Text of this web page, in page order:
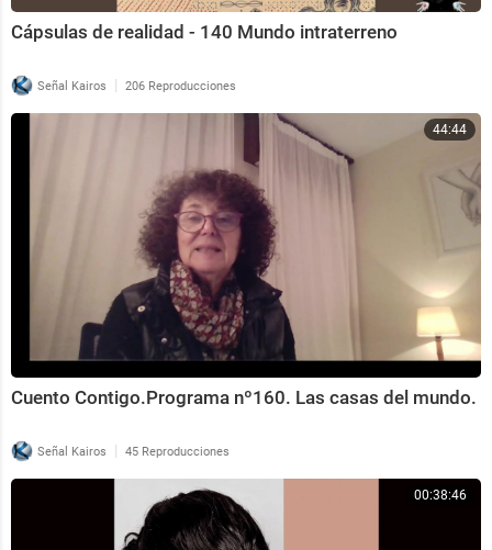
Cápsulas de realidad - 140 Mundo intraterreno
Señal Kairos | 206 Reproducciones
44:44
Cuento Contigo.Programa nº160. Las casas del mundo.
Señal Kairos | 45 Reproducciones
00:38:46